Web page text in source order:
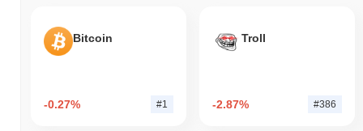
Bitcoin
-0.27% #1
Troll
-2.87% #386